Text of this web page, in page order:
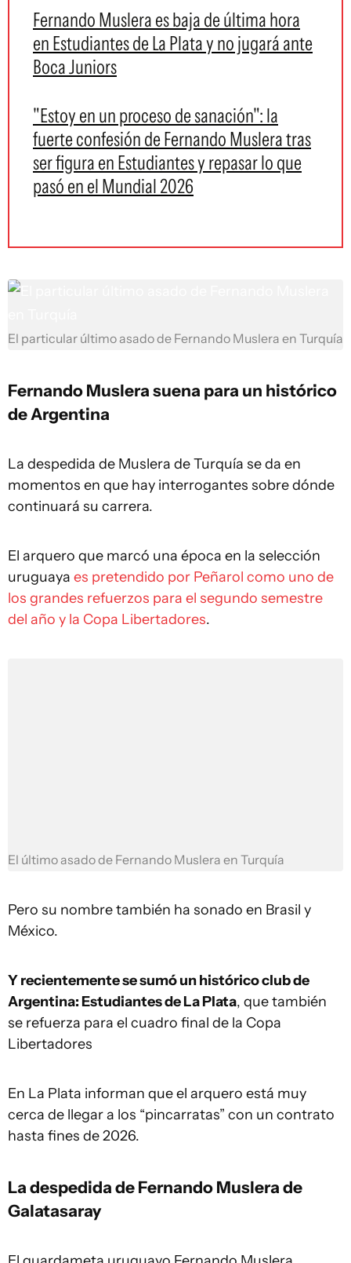
Fernando Muslera es baja de última hora
en Estudiantes de La Plata y no jugará ante
Boca Juniors
"Estoy en un proceso de sanación": la
fuerte confesión de Fernando Muslera tras
ser figura en Estudiantes y repasar lo que
pasó en el Mundial 2026
El particular último asado de Fernando Muslera en Turquía
Fernando Muslera suena para un histórico
de Argentina
La despedida de Muslera de Turquía se da en
momentos en que hay interrogantes sobre dónde
continuará su carrera.
El arquero que marcó una época en la selección
uruguaya es pretendido por Peñarol como uno de
los grandes refuerzos para el segundo semestre
del año y la Copa Libertadores.
El último asado de Fernando Muslera en Turquía
Pero su nombre también ha sonado en Brasil y
México.
Y recientemente se sumó un histórico club de
Argentina: Estudiantes de La Plata, que también
se refuerza para el cuadro final de la Copa
Libertadores
En La Plata informan que el arquero está muy
cerca de llegar a los “pincarratas” con un contrato
hasta fines de 2026.
La despedida de Fernando Muslera de
Galatasaray